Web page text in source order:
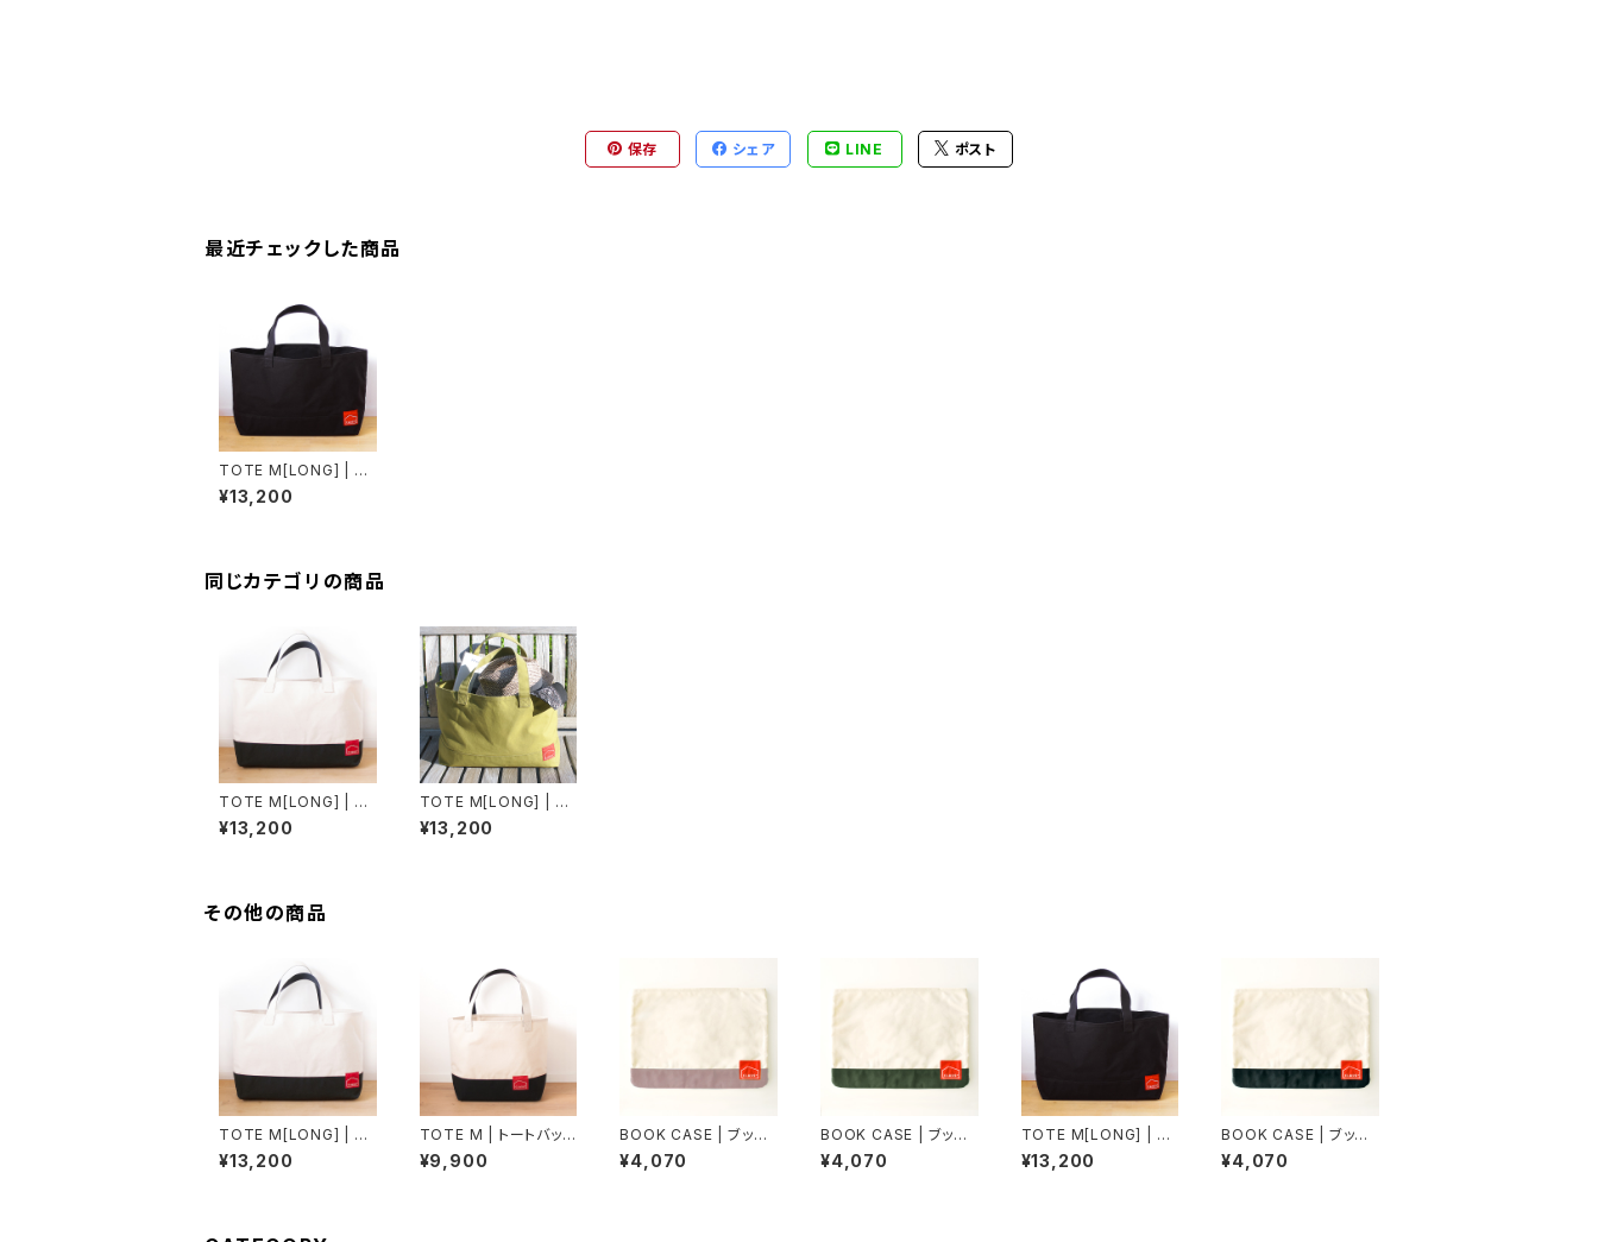
保存 シェア LINE ポスト
最近チェックした商品
TOTE M[LONG] | ト
ートバッグMロング（黒×
黒）
¥13,200
同じカテゴリの商品
TOTE M[LONG] | ト
ートバッグMロング（生
成×黒）
¥13,200
TOTE M[LONG] | ト
ートバッグMロング（オ
リーブ×オリーブ）
¥13,200
その他の商品
TOTE M[LONG] | ト
ートバッグMロング（生
成×黒）
¥13,200
TOTE M | トートバッグ
M（生成×黒）
¥9,900
BOOK CASE | ブック
ケース（生成×ウォーム
グレー）パラフィン帆布
¥4,070
BOOK CASE | ブック
ケース（生成×モスグリ
ーン）パラフィン帆布
¥4,070
TOTE M[LONG] | ト
ートバッグMロング（黒×
黒）
¥13,200
BOOK CASE | ブック
ケース（生成×黒）パラフ
ィン帆布
¥4,070